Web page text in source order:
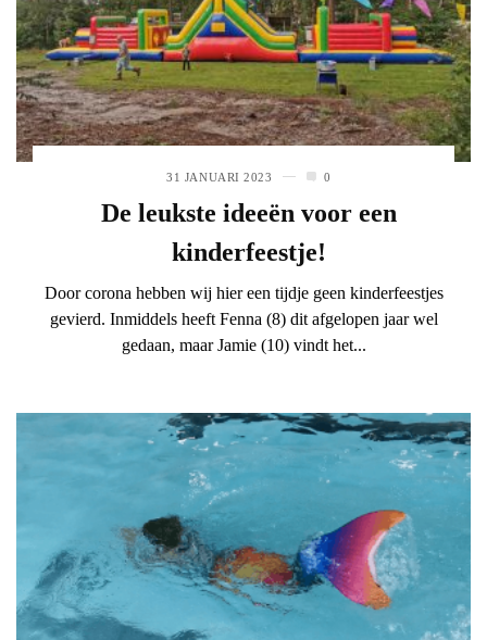
31 JANUARI 2023 0
De leukste ideeën voor een
kinderfeestje!
Door corona hebben wij hier een tijdje geen kinderfeestjes
gevierd. Inmiddels heeft Fenna (8) dit afgelopen jaar wel
gedaan, maar Jamie (10) vindt het...